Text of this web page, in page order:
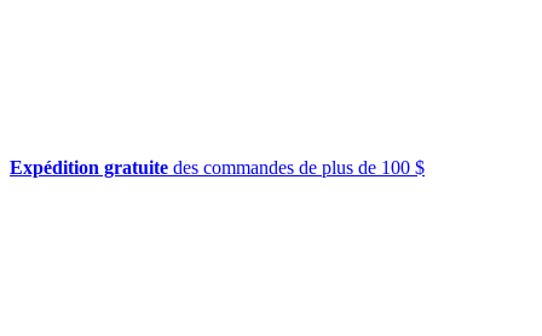
Expédition gratuite des commandes de plus de 100 $